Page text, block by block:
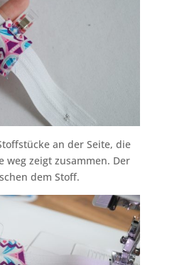
an der Seite, die
weg zeigt zusammen. Der
dem Stoff.